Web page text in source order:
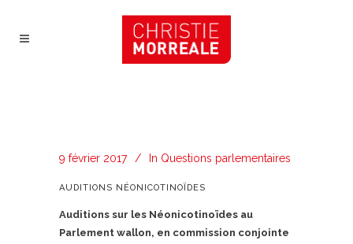
9 février 2017 In Questions parlementaires
AUDITIONS NÉONICOTINOÏDES
Auditions sur les Néonicotinoïdes au
Parlement wallon, en commission conjointe